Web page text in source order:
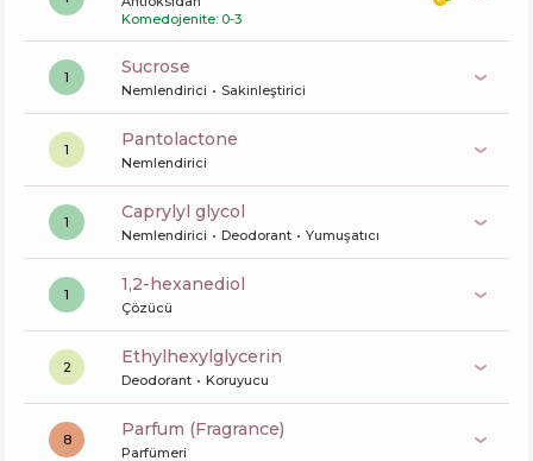
Komedojenite: 0-3
1 sucrose
Nemlendirici Sakinleştirici
1 pantolactone
Nemlendirici
1 caprylyl glycol
Nemlendirici Deodorant Yumuşatıcı
1 1,2-hexanediol
Çözücü
2 ethylhexylglycerin
Deodorant Koruyucu
8 Parfum (Fragrance)
Parfümeri